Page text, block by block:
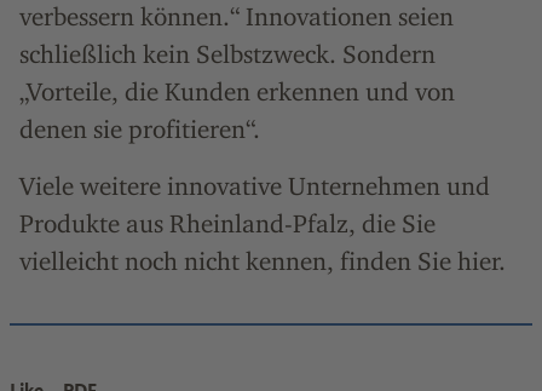
verbessern können.“ Innovationen seien
schließlich kein Selbstzweck. Sondern
„Vorteile, die Kunden erkennen und von
denen sie profitieren“.
Viele weitere innovative Unternehmen und
Produkte aus Rheinland-Pfalz, die Sie
vielleicht noch nicht kennen, finden Sie hier.